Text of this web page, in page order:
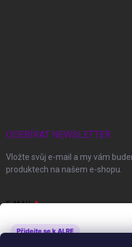
ODEBÍRAT NEWSLETTER
Vložte svůj e-mail a my vám
produktech na našem e-shopu.
E-MAIL
Přidejte se k ALRE